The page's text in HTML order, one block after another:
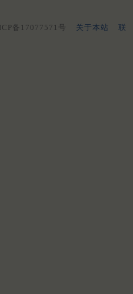
备17077571号 关于本站
联